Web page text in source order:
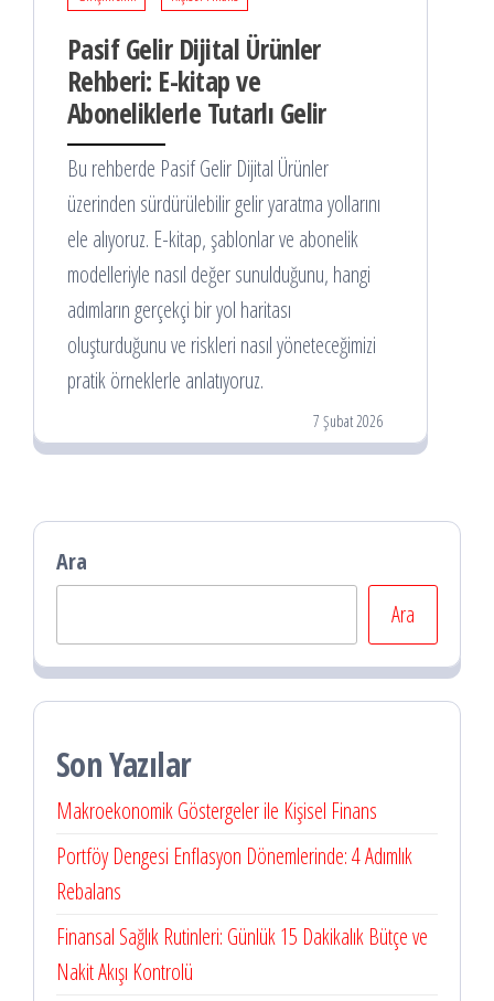
Pasif Gelir Dijital Ürünler
Rehberi: E-kitap ve
Aboneliklerle Tutarlı Gelir
Bu rehberde Pasif Gelir Dijital Ürünler
üzerinden sürdürülebilir gelir yaratma yollarını
ele alıyoruz. E-kitap, şablonlar ve abonelik
modelleriyle nasıl değer sunulduğunu, hangi
adımların gerçekçi bir yol haritası
oluşturduğunu ve riskleri nasıl yöneteceğimizi
pratik örneklerle anlatıyoruz.
7 Şubat 2026
Ara
Ara
Son Yazılar
Makroekonomik Göstergeler ile Kişisel Finans
Portföy Dengesi Enflasyon Dönemlerinde: 4 Adımlık
Rebalans
Finansal Sağlık Rutinleri: Günlük 15 Dakikalık Bütçe ve
Nakit Akışı Kontrolü